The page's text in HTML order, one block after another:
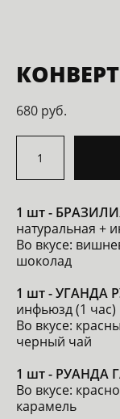
680 pуб.
1 шт -
натуральная +
Во вкусе:
шоколад​
1 шт - УГАНДА
инфьюзд (1 час)
Во вкусе:
черный чай
1 шт - РУАНДА
Во вкусе:
карамель